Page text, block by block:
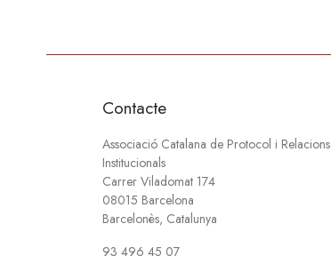
Contacte
Associació Catalana de Protocol i Relacions
Institucionals
Carrer Viladomat 174
08015 Barcelona
Barcelonès, Catalunya
93 496 45 07